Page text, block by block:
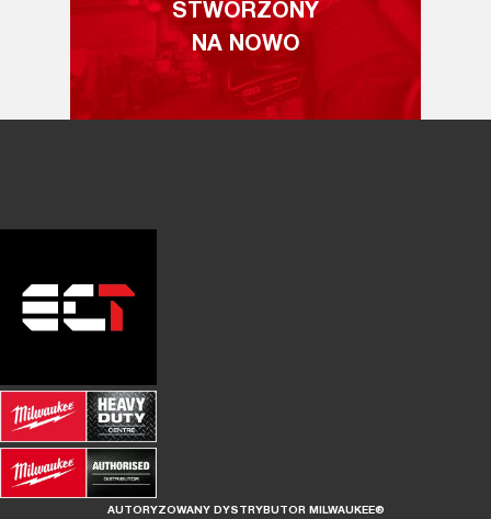
STWORZONY
NA NOWO
AUTORYZOWANY DYSTRYBUTOR MILWAUKEE®